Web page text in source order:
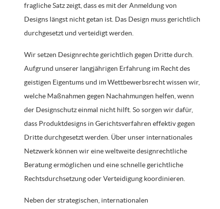
fragliche Satz zeigt, dass es mit der Anmeldung von
Designs längst nicht getan ist. Das Design muss gerichtlich
durchgesetzt und verteidigt werden.
Wir setzen Designrechte gerichtlich gegen Dritte durch.
Aufgrund unserer langjährigen Erfahrung im Recht des
geistigen Eigentums und im Wettbewerbsrecht wissen wir,
welche Maßnahmen gegen Nachahmungen helfen, wenn
der Designschutz einmal nicht hilft. So sorgen wir dafür,
dass Produktdesigns in Gerichtsverfahren effektiv gegen
Dritte durchgesetzt werden. Über unser internationales
Netzwerk können wir eine weltweite designrechtliche
Beratung ermöglichen und eine schnelle gerichtliche
Rechtsdurchsetzung oder Verteidigung koordinieren.
Neben der strategischen, internationalen